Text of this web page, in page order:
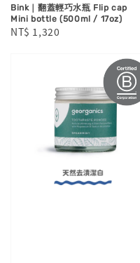
Bink｜翻蓋輕巧水瓶 Flip cap
Mini bottle (500ml / 17oz)
Regular
NT$ 1,320